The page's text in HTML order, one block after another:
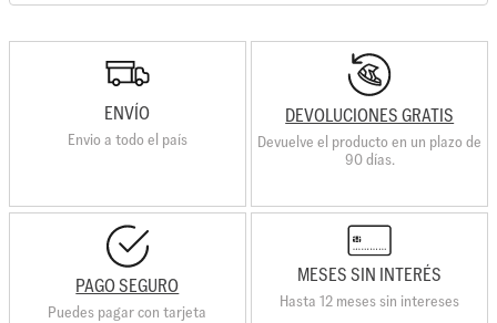
ENVÍO
Envio a todo el país
DEVOLUCIONES GRATIS
Devuelve el producto en un plazo de
90 días.
PAGO SEGURO
Puedes pagar con tarjeta
MESES SIN INTERÉS
Hasta 12 meses sin intereses